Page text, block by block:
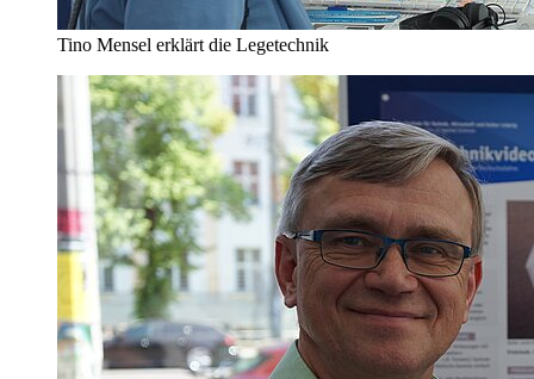
Tino Mensel erklärt die Legetechnik